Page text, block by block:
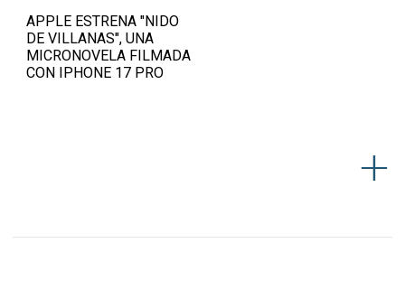
APPLE ESTRENA "NIDO
DE VILLANAS", UNA
MICRONOVELA FILMADA
CON IPHONE 17 PRO